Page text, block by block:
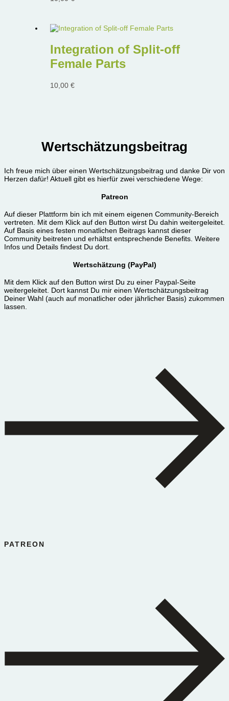
Integration of Split-off
Female Parts
10,00 €
Wertschätzungsbeitrag
Ich freue mich über einen Wertschätzungsbeitrag und danke Dir von
Herzen dafür! Aktuell gibt es hierfür zwei verschiedene Wege:
Patreon
Auf dieser Plattform bin ich mit einem eigenen Community-Bereich
vertreten. Mit dem Klick auf den Button wirst Du dahin weitergeleitet.
Auf Basis eines festen monatlichen Beitrags kannst dieser
Community beitreten und erhältst entsprechende Benefits. Weitere
Infos und Details findest Du dort.
Wertschätzung (PayPal)
Mit dem Klick auf den Button wirst Du zu einer Paypal-Seite
weitergeleitet. Dort kannst Du mir einen Wertschätzungsbeitrag
Deiner Wahl (auch auf monatlicher oder jährlicher Basis) zukommen
lassen.
PATREON